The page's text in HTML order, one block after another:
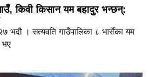
किवी किसान यम बहादुर भन्छन्:
भदौ । सत्यवति गाउँपालिका ८ भार्सेका यम
भए